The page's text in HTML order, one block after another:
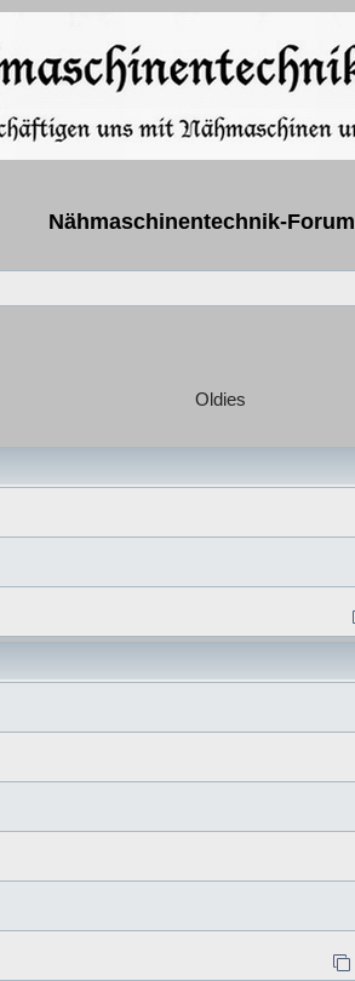
Nähmaschinentechnik-Forum
Oldies